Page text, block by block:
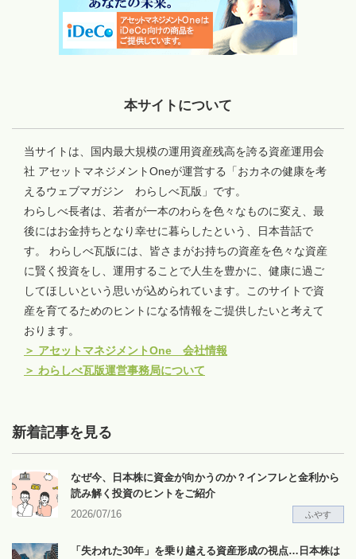
本サイトについて
当サイトは、国内最大規模の運用資産残高を誇る資産運用会
社 アセットマネジメントOneが運営する「おカネの健康を考
えるウェブマガジン わらしべ瓦版」です。
わらしべ長者は、若者が一本のわらを色々なものに変え、最
後にはお金持ちとなり幸せに暮らしたという、日本昔話で
す。 わらしべ瓦版には、皆さまがお持ちの資産を色々な資産
に賢く投資をし、運用することで人生を豊かに、健康に過ご
してほしいという思いが込められています。このサイトで資
産を育てるためのヒントになる情報をご提供したいと考えて
おります。
＞ アセットマネジメントOne 会社情報
＞ わらしべ瓦版運営事務局について
新着記事を見る
なぜ今、日本株に資金が向かうのか？インフレと金利から
読み解く投資のヒントをご紹介
2026/07/16
ふやす
「失われた30年」を乗り越える資産形成の視点…日本株は